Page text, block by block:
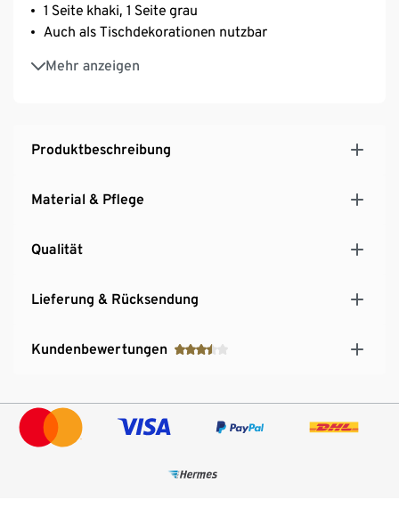
1 Seite khaki, 1 Seite grau
Auch als Tischdekorationen nutzbar
Mehr anzeigen
Vielseitig kombinierbar
Produktbeschreibung
Material & Pflege
Qualität
Lieferung & Rücksendung
Kundenbewertungen